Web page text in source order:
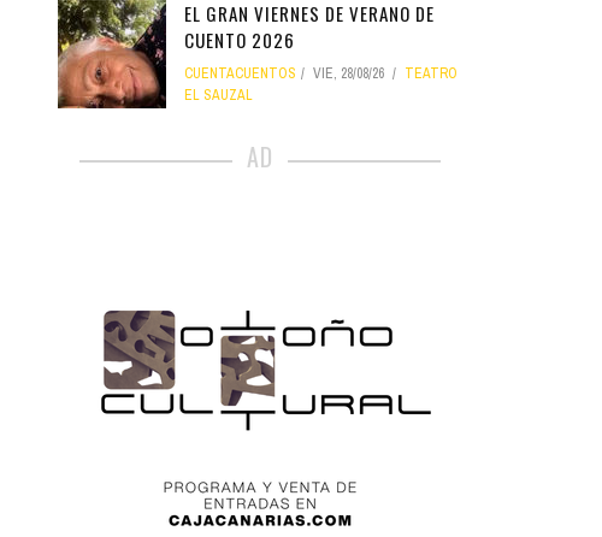
EL GRAN VIERNES DE VERANO DE
CUENTO 2026
CUENTACUENTOS VIE, 28/08/26
TEATRO
EL SAUZAL
AD